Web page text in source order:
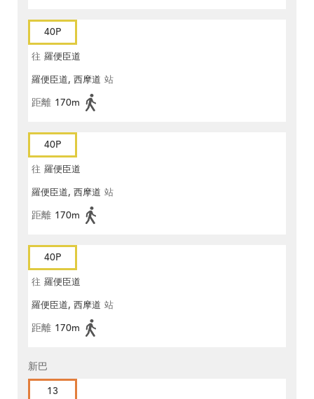
40P
往 羅便臣道
羅便臣道, 西摩道 站
距離 170m
40P
往 羅便臣道
羅便臣道, 西摩道 站
距離 170m
40P
往 羅便臣道
羅便臣道, 西摩道 站
距離 170m
新巴
13